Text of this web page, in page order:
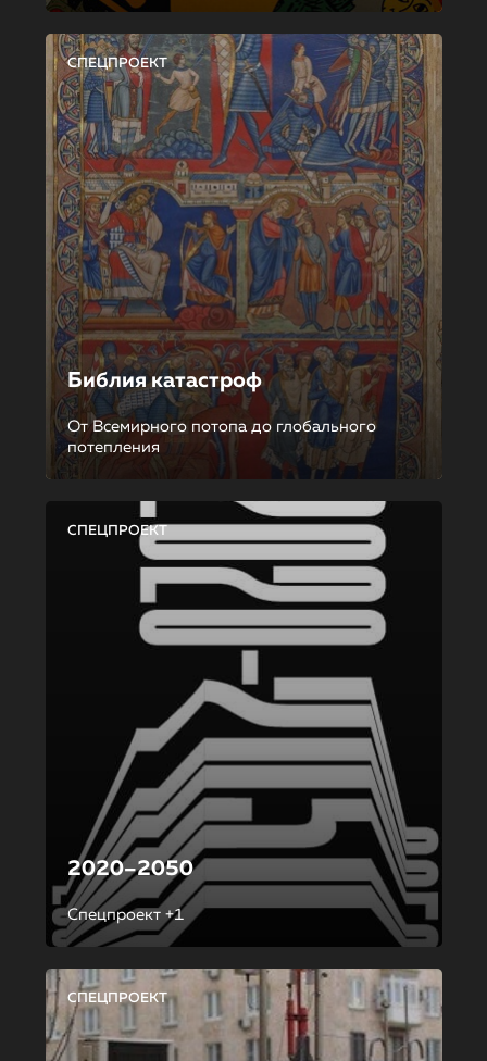
СПЕЦПРОЕКТ
Библия катастроф
От Всемирного потопа до глобального
потепления
СПЕЦПРОЕКТ
2020–2050
Спецпроект +1
СПЕЦПРОЕКТ